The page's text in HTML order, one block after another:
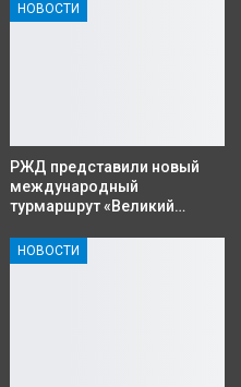
НОВОСТИ
РЖД представили новый
международный
турмаршрут «Великий…
НОВОСТИ